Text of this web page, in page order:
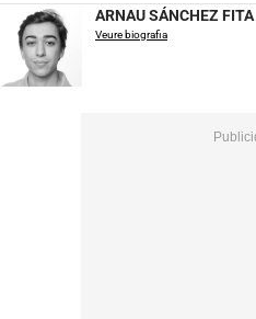
ARNAU SÁNCHEZ FITA
Veure biografia